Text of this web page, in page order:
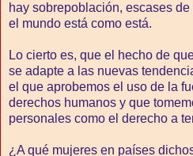
hay sobrepoblación, escases
el mundo está como está.
Lo cierto es, que el hecho de
se adapte a las nuevas
el que aprobemos el uso de la
derechos humanos y que
personales como el derecho a
¿A qué mujeres en países